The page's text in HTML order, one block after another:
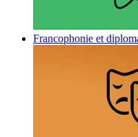
Francophonie et